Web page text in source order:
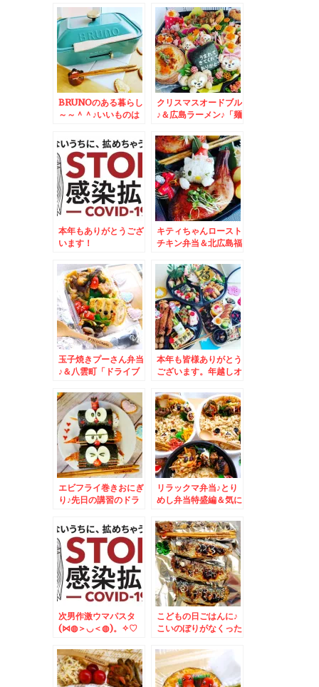
房」さんの「蟹あんか
けチャーハン」絶品
♪(*´艸`*)
ボワイヤージュ」さん
の季節限定お菓子いた
だいたぁ♪
BRUNOのある暮らし
～～＾＾♪いいものは
クリスマスオードブル
♪＆広島ラーメン♪「麺
蠣ラーメン」を食べる
(*´艸`*)
本年もありがとうござ
います！
キティちゃんロースト
チキン弁当＆北広島福
んの「日替わり弁当」
(*´艸`*)
玉子焼きプーさん弁当
♪＆八雲町「ドライブ
「金太郎ラーメン」(*
´艸`*)
本年も皆様ありがとう
ございます。年越しオ
エビフライ巻きおにぎ
り♪先日の講習のドラ
レンジコロ助おにぎり
♪
リラックマ弁当♪とり
めし弁当特盛編＆気に
きた「磯丸水産」さん
♪
次男作激ウマパスタ
(⋈◍＞◡＜◍)。✧♡
こどもの日ごはんに♪
こいのぼりがなくった